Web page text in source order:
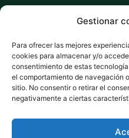
Gestionar
Para ofrecer las mejores
cookies para almacenar y/o
consentimiento de estas
el comportamiento de navegación
sitio. No consentir o retirar el
negativamente a ciertas
Suculentas
VIVERO PLANTAS
Sobre nosotros
Puntos y recompensas